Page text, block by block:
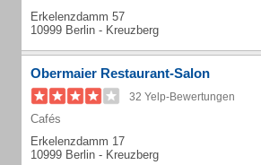
Erkelenzdamm 57
10999 Berlin - Kreuzberg
Obermaier Restaurant-Salon
32 Yelp-Bewertungen
Cafés
Erkelenzdamm 17
10999 Berlin - Kreuzberg